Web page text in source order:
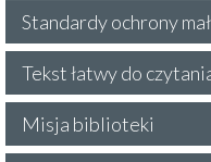
Standardy ochrony
Tekst łatwy do
Misja biblioteki